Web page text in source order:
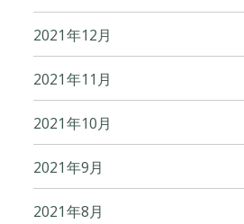
2021年12月
2021年11月
2021年10月
2021年9月
2021年8月